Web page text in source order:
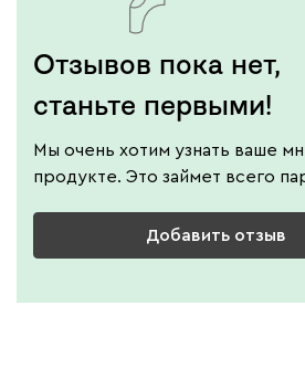
Отзывов пока нет,
станьте первыми!
Мы очень хотим узнать ваше
продукте. Это займет всего
Добавить отзыв